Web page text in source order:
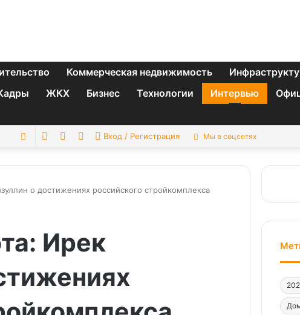
Коммерческая недвижимость
ЖКХ Бизнес Технологии Интервью
Искать SwitchSidebarСлучайная
Вход / Регистрация Мы в соцсетях
о достижениях российского стройкомплекса
Ирек